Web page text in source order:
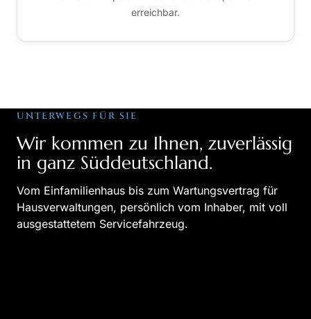
erreichbar.
UNTERWEGS FÜR SIE
Wir kommen zu Ihnen, zuverlässig
in ganz Süddeutschland.
Vom Einfamilienhaus bis zum Wartungsvertrag für
Hausverwaltungen, persönlich vom Inhaber, mit voll
ausgestattetem Servicefahrzeug.